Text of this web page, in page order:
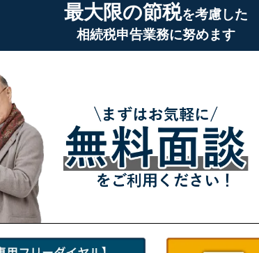
最大限の節税を考慮した
相続税申告業務に努めます